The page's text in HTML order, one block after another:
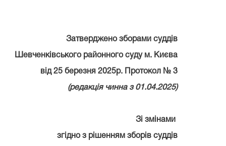
Затверджено зборами суддів
Шевченківського районного суду м. Києва
від 25 березня 2025р. Протокол № 3
(редакція чинна з 01.04.2025)
Зі змінами
згідно з рішенням зборів суддів